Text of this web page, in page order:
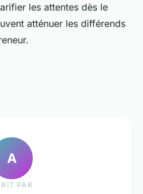
les attentes dès le
atténuer les différends
A
PAR